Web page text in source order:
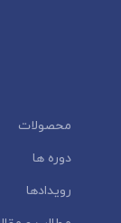
محصولات
دوره ها
رویدادها